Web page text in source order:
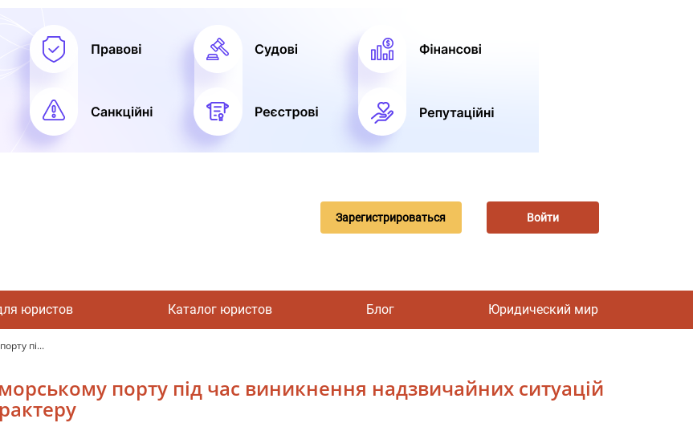
Зарегистрироваться Войти
юристов Каталог юристов Блог Юридический мир
пі...
порту під час виникнення надзвичайних ситуацій